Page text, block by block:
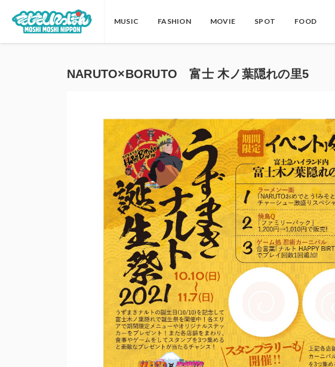
MUSIC FASHION MOVIE SPOT FOOD
NARUTO×BORUTO 富士 木ノ葉隠れの里5